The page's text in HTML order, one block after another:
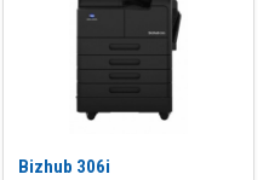
Bizhub 306i